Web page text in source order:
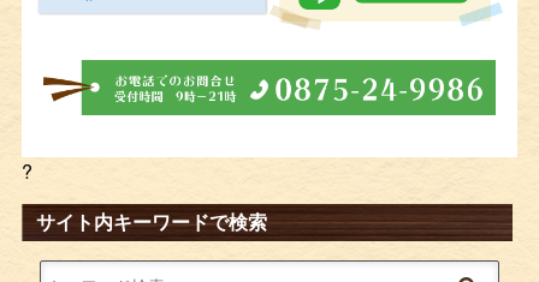
?
サイト内キーワードで検索